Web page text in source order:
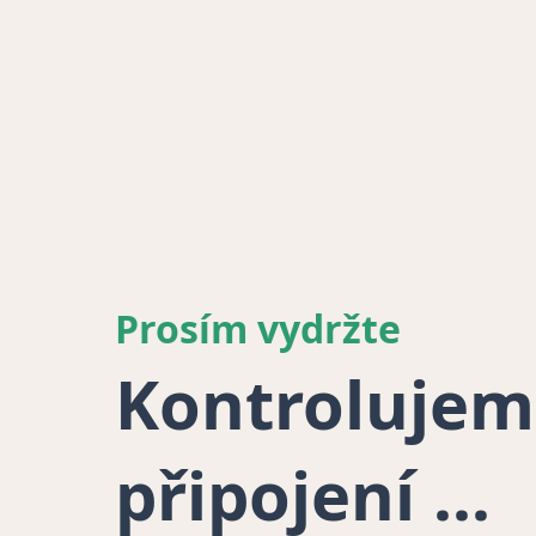
Prosím vydržte
připojení